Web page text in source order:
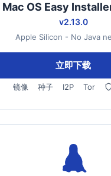
Mac OS Easy
v2.13.0
Apple Silicon - No Java
立即下载
镜像 种子 I2P Tor